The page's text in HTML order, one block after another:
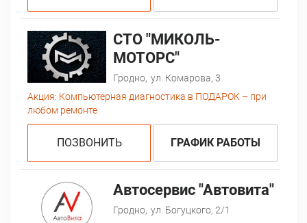
СТО "МИКОЛЬ-
МОТОРС"
Гродно, ул. Комарова, 3
Акция: Компьютерная диагностика в ПОДАРОК – при
любом ремонте
ПОЗВОНИТЬ ГРАФИК РАБОТЫ
Автосервис "Автовита"
Гродно, ул. Богуцкого, 2/1